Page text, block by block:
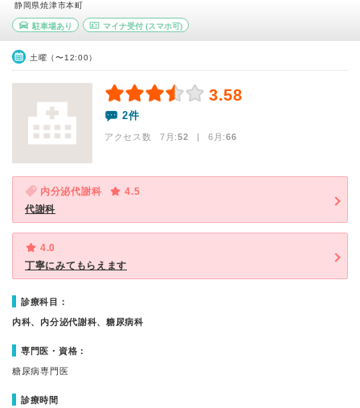
静岡県焼津市本町
駐車場あり マイナ受付(スマホ可)
土曜（〜12:00）
3.58
2件
アクセス数 7月:52 | 6月:66
内分泌代謝科
4.5
代謝科
4.0
丁寧にみてもらえます
診療科目：
内科、内分泌代謝科、糖尿病科
専門医・資格：
糖尿病専門医
診療時間